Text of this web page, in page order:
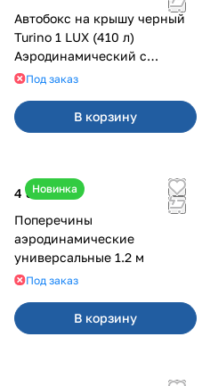
Автобокс на крышу черный
Turino 1 LUX (410 л)
Аэродинамический с
двусторонним открыванием
Под заказ
В корзину
Новинка
4 800 ₽
Поперечины
аэродинамические
универсальные 1.2 м
Под заказ
В корзину